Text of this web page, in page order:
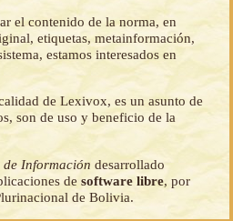
el contenido de la norma, en
etiquetas, metainformación,
estamos interesados en
de Lexivox, es un asunto de
son de uso y beneficio de la
de Información desarrollado
desoftware libre, por
de Bolivia.